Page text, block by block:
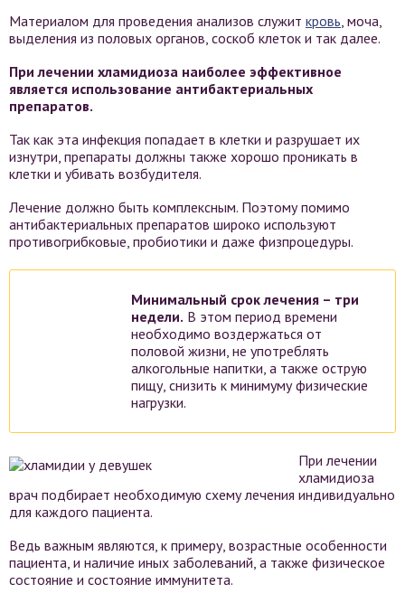
Материалом для проведения анализов служит кровь, моча,
выделения из половых органов, соскоб клеток и так далее.
При лечении хламидиоза наиболее эффективное
является использование антибактериальных
препаратов.
Так как эта инфекция попадает в клетки и разрушает их
изнутри, препараты должны также хорошо проникать в
клетки и убивать возбудителя.
Лечение должно быть комплексным. Поэтому помимо
антибактериальных препаратов широко используют
противогрибковые, пробиотики и даже физпроцедуры.
Минимальный срок лечения – три
недели. В этом период времени
необходимо воздержаться от
половой жизни, не употреблять
алкогольные напитки, а также острую
пищу, снизить к минимуму физические
нагрузки.
При лечении
хламидиоза
врач подбирает необходимую схему лечения индивидуально
для каждого пациента.
Ведь важным являются, к примеру, возрастные особенности
пациента, и наличие иных заболеваний, а также физическое
состояние и состояние иммунитета.